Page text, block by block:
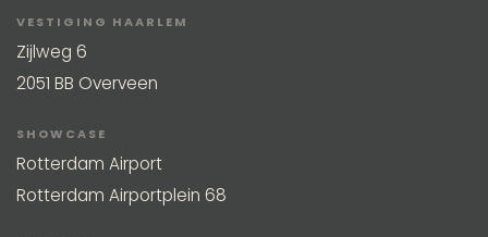
VESTIGING HAARLEM
Zijlweg 6
2051 BB Overveen
SHOWCASE
Rotterdam Airport
Rotterdam Airportplein 68